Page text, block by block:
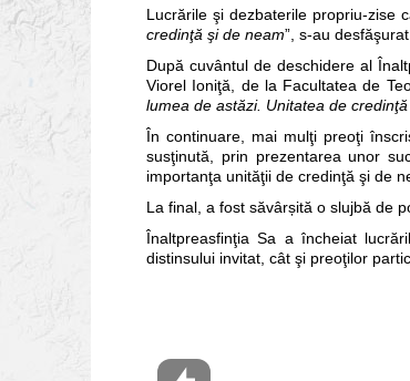
Lucrările şi dezbaterile propriu-zise
credinţă şi de neam”, s-au
După cuvântul de deschidere al
Viorel Ioniţă, de la Facultatea de
lumea de astăzi. Unitatea de
În continuare, mai mulţi preoţi
susţinută, prin prezentarea unor
importanţa unităţii de credinţă şi de
La final, a fost săvârșită o slujbă de
Înaltpreasfinţia Sa a încheiat
distinsului invitat, cât şi preoţilor